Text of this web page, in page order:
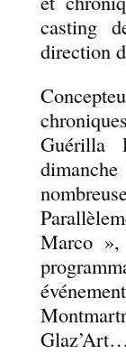
casting
direction
Marco